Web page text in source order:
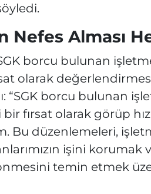
Nefes Alması
borcu bulunan
olarak
“SGK borcu bulunan
fırsat olarak görüp
Bu düzenlemeleri,
işini
temin etmek